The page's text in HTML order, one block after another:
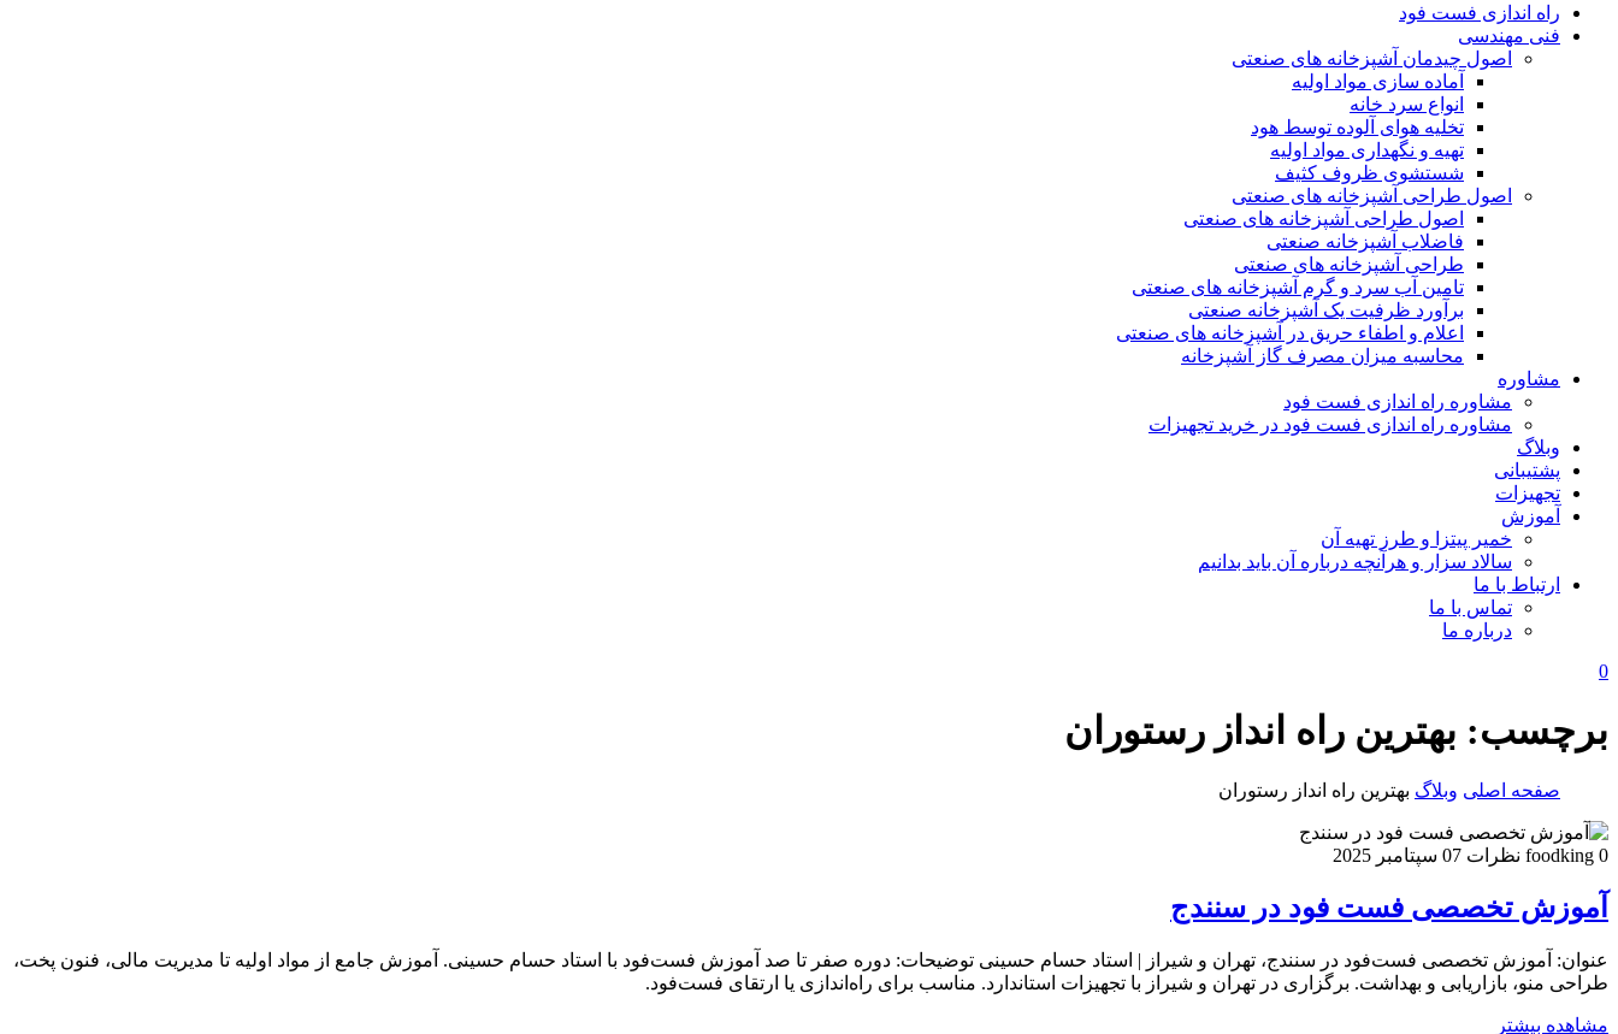
راه اندازی فست فود
فنی مهندسی
اصول چیدمان آشپزخانه های صنعتی
آماده سازی مواد اولیه
انواع سرد خانه
تخلیه هوای آلوده توسط هود
تهیه و نگهداری مواد اولیه
شستشوی ظروف کثیف
اصول طراحی آشپزخانه های صنعتی
اصول طراحی آشپزخانه های صنعتی
فاضلاب آشپزخانه صنعتی
طراحی آشپزخانه های صنعتی
تامین آب سرد و گرم آشپزخانه های صنعتی
برآورد ظرفیت یک آشپزخانه صنعتی
اعلام و اطفاء حریق در آشپزخانه های صنعتی
محاسبه میزان مصرف گاز آشپزخانه
مشاوره
مشاوره راه اندازی فست فود
مشاوره راه اندازی فست فود در خرید تجهیزات
وبلاگ
پشتیبانی
تجهیزات
آموزش
خمیر پیتزا و طرز تهیه آن
سالاد سزار و هرآنچه درباره آن باید بدانیم
ارتباط با ما
تماس با ما
درباره ما
0
برچسب: بهترین راه انداز رستوران
صفحه اصلی وبلاگ بهترین راه انداز رستوران
foodking 0 نظرات 07 سپتامبر 2025
آموزش تخصصی فست فود در سنندج
عنوان: آموزش تخصصی فست‌فود در سنندج، تهران و شیراز | استاد حسام حسینی توضیحات: دوره صفر تا صد آموزش فست‌فود با استاد حسام حسینی. آموزش جامع از مواد اولیه تا مدیریت مالی، فنون پخت،
طراحی منو، بازاریابی و بهداشت. برگزاری در تهران و شیراز با تجهیزات استاندارد. مناسب برای راه‌اندازی یا ارتقای فست‌فود.
مشاهده بیشتر